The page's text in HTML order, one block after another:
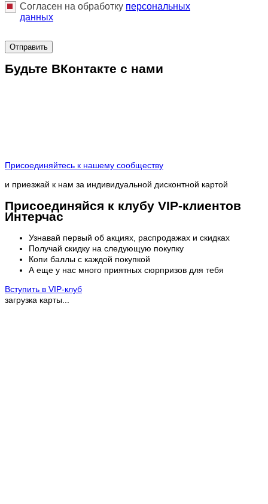
Согласен на обработку персональныx
данных
Отправить
Будьте ВКонтакте с нами
Присоединяйтесь к нашему сообществу
и приезжай к нам за индивидуальной дисконтной картой
Присоединяйся к клубу VIP-клиентов
Интерчас
Узнавай первый об акциях, распродажах и скидках
Получай скидку на следующую покупку
Копи баллы с каждой покупкой
А еще у нас много приятных сюрпризов для тебя
Вступить в VIP-клуб
загрузка карты...